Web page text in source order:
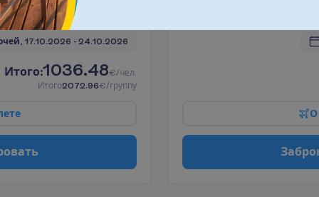
17.10.2026 - 24.10.2026
Итого:1036.48€/чел.
Итого2072.96€/группу
ете
овать
О
Забро